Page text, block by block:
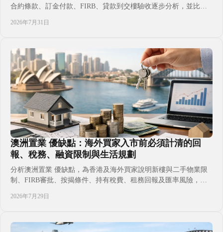
合約條款、訂金付款、FIRB、貸款到交樓驗收逐步分析，並比較
澳洲樓花風險、現金流與時間安排，避免只看示範單位或宣傳回報
有依據。
2026年7月31日
澳洲置業 優缺點：海外買家入市前必須計清的回
報、稅務、融資限制與生活規劃
分析澳洲置業 優缺點，為香港及海外買家說明新樓與二手物業限
制、FIRB審批、按揭條件、持有稅費、租務回報及匯率風險，並
布里斯本、墨爾本等市場是否切合長線資產配置目標，購買前應準
的潛在風險。
2026年7月29日